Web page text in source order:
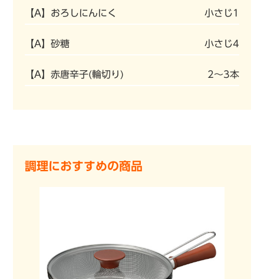
【A】おろしにんにく 小さじ1
【A】砂糖 小さじ4
【A】赤唐辛子(輪切り) 2〜3本
調理におすすめの商品